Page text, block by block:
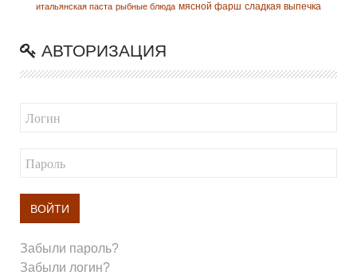
итальянская паста рыбные блюда мясной фарш сладкая выпечка
АВТОРИЗАЦИЯ
ВОЙТИ
Забыли пароль?
Забыли логин?